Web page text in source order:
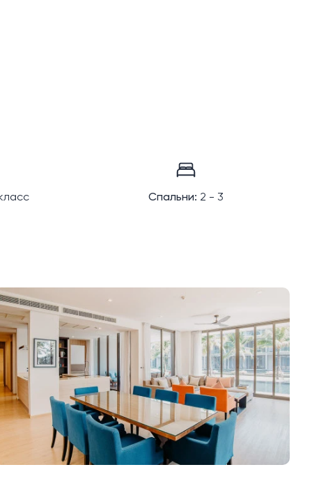
Спальни: 2 - 3